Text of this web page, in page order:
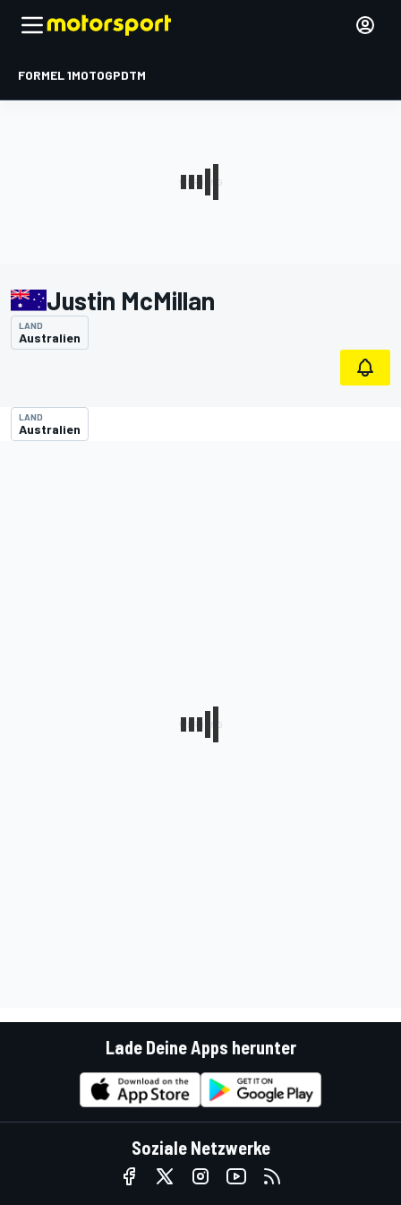
FORMEL 1MOTOGPDTM
Justin McMillan
LAND
Australien
LAND
Australien
Lade Deine Apps herunter
Soziale Netzwerke